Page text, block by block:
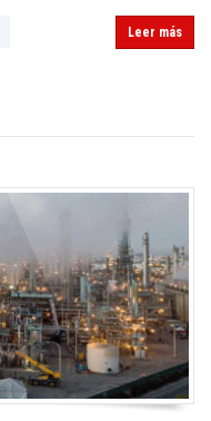
Leer más